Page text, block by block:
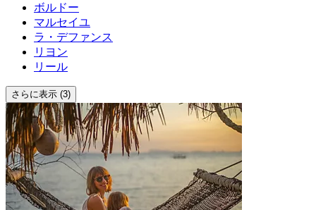
ボルドー
マルセイユ
ラ・デファンス
リヨン
リール
さらに表示 (3)